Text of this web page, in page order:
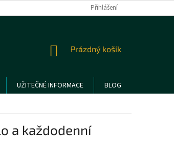
ÚDAJŮ REKLAMACE A VRÁCENÍ ZBOŽÍ
Přihlášení
NÁKUPNÍ
Prázdný košík
UŽITEČNÉ INFORMACE
BLOG
a každodenní